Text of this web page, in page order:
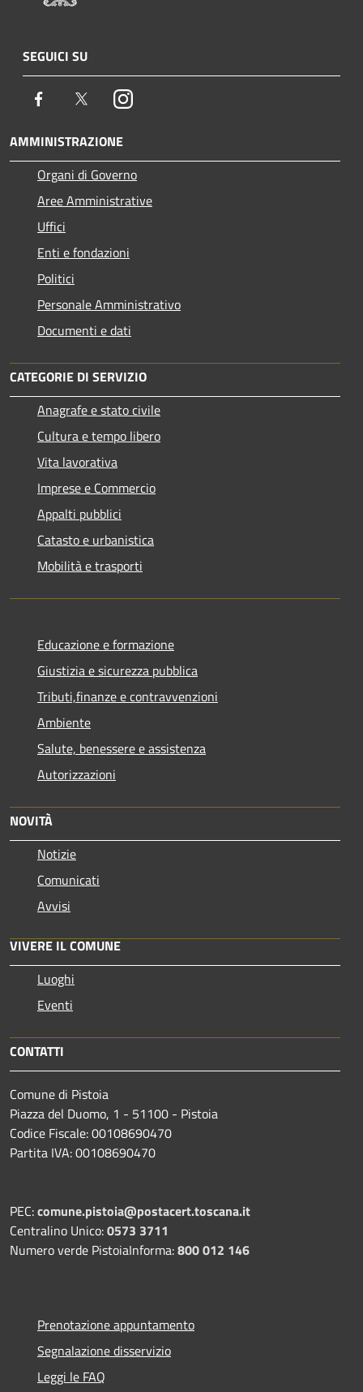
SEGUICI SU
Facebook TwitterInstagram
AMMINISTRAZIONE
Organi di Governo
Aree Amministrative
Uffici
Enti e fondazioni
Politici
Personale Amministrativo
Documenti e dati
CATEGORIE DI SERVIZIO
Anagrafe e stato civile
Cultura e tempo libero
Vita lavorativa
Imprese e Commercio
Appalti pubblici
Catasto e urbanistica
Mobilità e trasporti
Educazione e formazione
Giustizia e sicurezza pubblica
Tributi,finanze e contravvenzioni
Ambiente
Salute, benessere e assistenza
Autorizzazioni
NOVITÀ
Notizie
Comunicati
Avvisi
VIVERE IL COMUNE
Luoghi
Eventi
CONTATTI
Comune di Pistoia
Piazza del Duomo, 1 - 51100 - Pistoia
Codice Fiscale: 00108690470
Partita IVA: 00108690470
PEC:comune.pistoia@postacert.toscana.it
Centralino Unico:0573 3711
Numero verde PistoiaInforma:800 012 146
Prenotazione appuntamento
Segnalazione disservizio
Leggi le FAQ